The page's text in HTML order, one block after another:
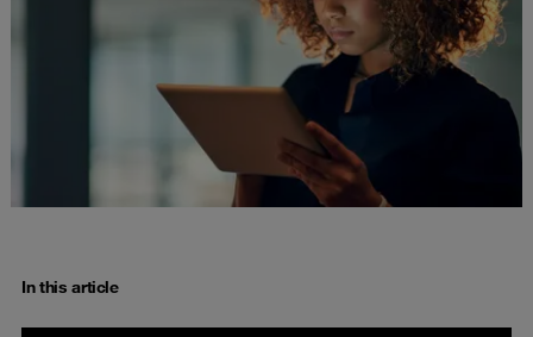
In this article